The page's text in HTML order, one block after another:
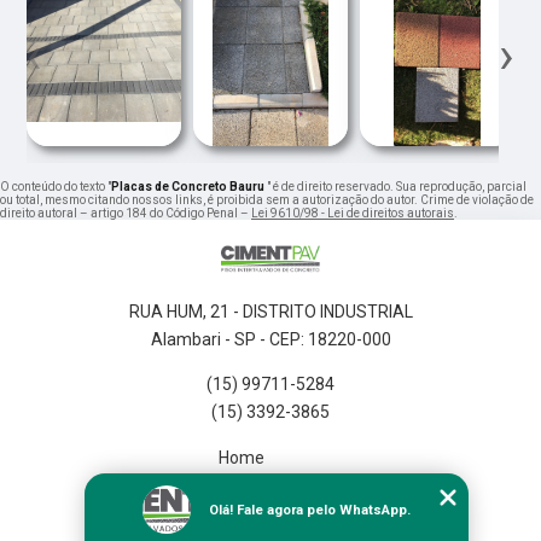
‹ ›
O conteúdo do texto "Placas de Concreto Bauru " é de direito reservado. Sua reprodução, parcial
ou total, mesmo citando nossos links, é proibida sem a autorização do autor. Crime de violação de
direito autoral – artigo 184 do Código Penal –
Lei 9610/98 - Lei de direitos autorais
RUA HUM, 21 - DISTRITO INDUSTRIAL
Alambari - SP - CEP: 18220-000
(15) 99711-5284
(15) 3392-3865
Home
Missão
Olá! Fale agora pelo WhatsApp.